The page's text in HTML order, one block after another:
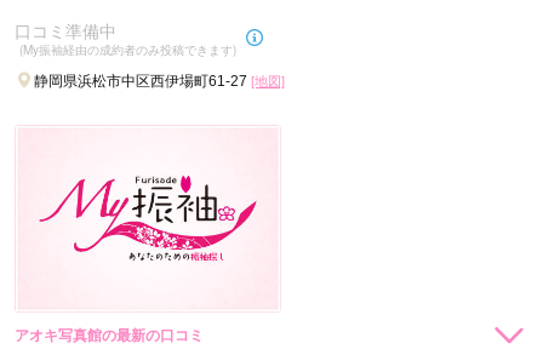
口コミ準備中
(My振袖経由の成約者のみ投稿できます)
静岡県浜松市中区西伊場町61-27 [地図]
アオキ写真館の最新の口コミ